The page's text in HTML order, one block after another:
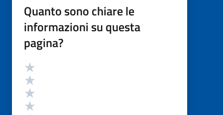
Quanto sono chiare le
informazioni su questa
pagina?
Valutazione